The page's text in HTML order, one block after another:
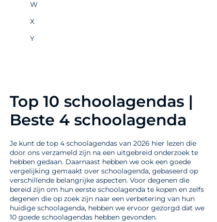
W
X
Y
Top 10 schoolagendas |
Beste 4 schoolagenda
Je kunt de top 4 schoolagendas van 2026 hier lezen die
door ons verzameld zijn na een uitgebreid onderzoek te
hebben gedaan. Daarnaast hebben we ook een goede
vergelijking gemaakt over schoolagenda, gebaseerd op
verschillende belangrijke aspecten. Voor degenen die
bereid zijn om hun eerste schoolagenda te kopen en zelfs
degenen die op zoek zijn naar een verbetering van hun
huidige schoolagenda, hebben we ervoor gezorgd dat we
10 goede schoolagendas hebben gevonden.